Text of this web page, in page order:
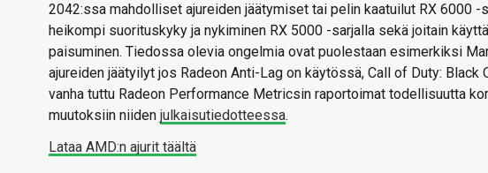
2042:ssa mahdolliset ajureiden jäätymiset tai pelin kaatuilut RX 6000
heikompi suorituskyky ja nykiminen RX 5000 -sarjalla sekä joitain
paisuminen. Tiedossa olevia ongelmia ovat puolestaan esimerkiksi
ajureiden jäätyilyt jos Radeon Anti-Lag on käytössä, Call of Duty:
vanha tuttu Radeon Performance Metricsin raportoimat todellisuutta
muutoksiin niiden julkaisutiedotteessa.
Lataa AMD:n ajurit täältä